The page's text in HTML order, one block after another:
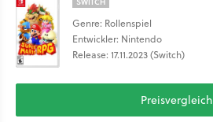
Genre: Rollenspiel
Entwickler: Nintendo
Release: 17.11.2023 (Switch)
Preisvergleich